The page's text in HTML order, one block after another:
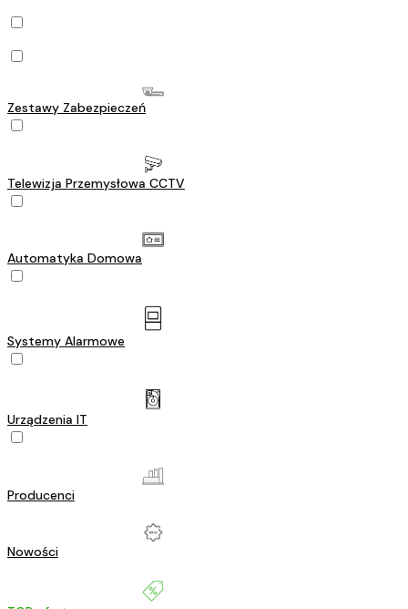
Zestawy Zabezpieczeń
Telewizja Przemysłowa CCTV
Automatyka Domowa
Systemy Alarmowe
Urządzenia IT
Producenci
Nowości